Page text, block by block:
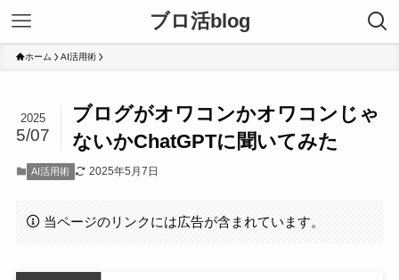
ブロ活blog
ホーム AI活用術
ブログがオワコンかオワコンじゃ
ないかChatGPTに聞いてみた
2025
5/07
AI活用術 2025年5月7日
当ページのリンクには広告が含まれています。